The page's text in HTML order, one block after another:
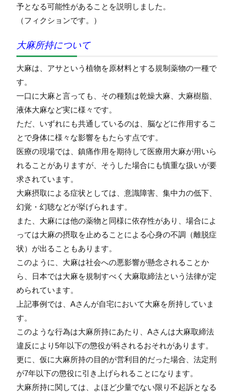
予となる可能性があることを説明しました。
（フィクションです。）
大麻所持について
大麻は、アサという植物を原材料とする規制薬物の一種で
す。
一口に大麻と言っても、その種類は乾燥大麻、大麻樹脂、
液体大麻など実に様々です。
ただ、いずれにも共通しているのは、脳などに作用するこ
とで身体に様々な影響をもたらす点です。
医療の現場では、鎮痛作用を期待して医療用大麻が用いら
れることがありますが、そうした場合にも慎重な扱いが要
求されています。
大麻摂取による症状としては、意識障害、集中力の低下、
幻覚・幻聴などが挙げられます。
また、大麻には他の薬物と同様に依存性があり、場合によ
っては大麻の摂取を止めることによる心身の不調（離脱症
状）が出ることもあります。
このように、大麻は社会への悪影響が懸念されることか
ら、日本では大麻を規制すべく大麻取締法という法律が定
められています。
上記事例では、Aさんが自宅において大麻を所持していま
す。
このような行為は大麻所持にあたり、Aさんは大麻取締法
違反により5年以下の懲役が科されるおそれがあります。
更に、仮に大麻所持の目的が営利目的だった場合、法定刑
が7年以下の懲役に引き上げられることになります。
大麻所持に関しては、よほど少量でない限り不起訴となる